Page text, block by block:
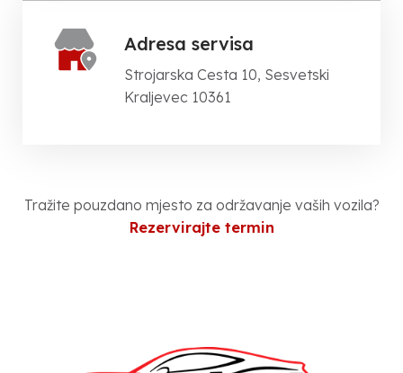
Adresa servisa
Strojarska Cesta 10, Sesvetski
Kraljevec 10361
Tražite pouzdano mjesto za održavanje vaših vozila?
Rezervirajte termin